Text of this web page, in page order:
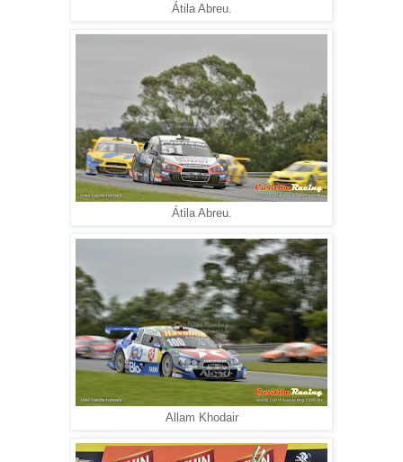
Átila Abreu.
Átila Abreu.
Allam Khodair